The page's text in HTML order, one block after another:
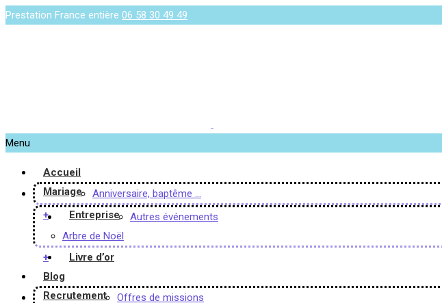
Prestation France entière 06 58 30 49 49
Menu
Accueil
Mariage
Anniversaire, baptême …
+
Entreprise
Autres événements
Arbre de Noël
+
Livre d’or
Blog
Recrutement
Offres de missions